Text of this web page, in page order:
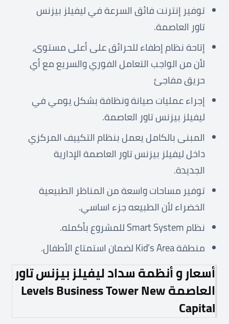
توفير إنترنت فائق السرعة في ليفيلز بيزنس
تاور العاصمة.
إتاحة نظام إطفاء للحرائق على أعلى مستوى،
لأن من الواجب التعامل الفوري والسريع مع أي
حريق مفاجئ
إجراء عمليات صيانة ونظافة بشكل يومي في
ليفيلز بيزنس تاور العاصمة.
المبنى بالكامل يعمل بنظام التكييف المركزي
داخل ليفيلز بيزنس تاور العاصمة الإدارية
الجديدة.
توفير مساحات واسعة من المناظر الطبيعية
الخضراء لأن الطبيعه جزء اساسي.
نظام Smart System للمشروع بأكمله.
منطقة Kid’s Area لضمان استمتاع الأطفال.
أسعار و أنظمة سداد ليفيلز بيزنس تاور
العاصمة Levels BusinessTower New
Capital